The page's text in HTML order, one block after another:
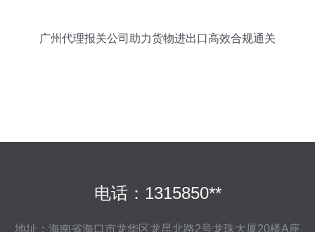
广州代理报关公司助力货物进出口高效合规通关
电话：1315850**
地址：海南省海口市龙华区龙昆北路2号龙珠大厦20楼A座